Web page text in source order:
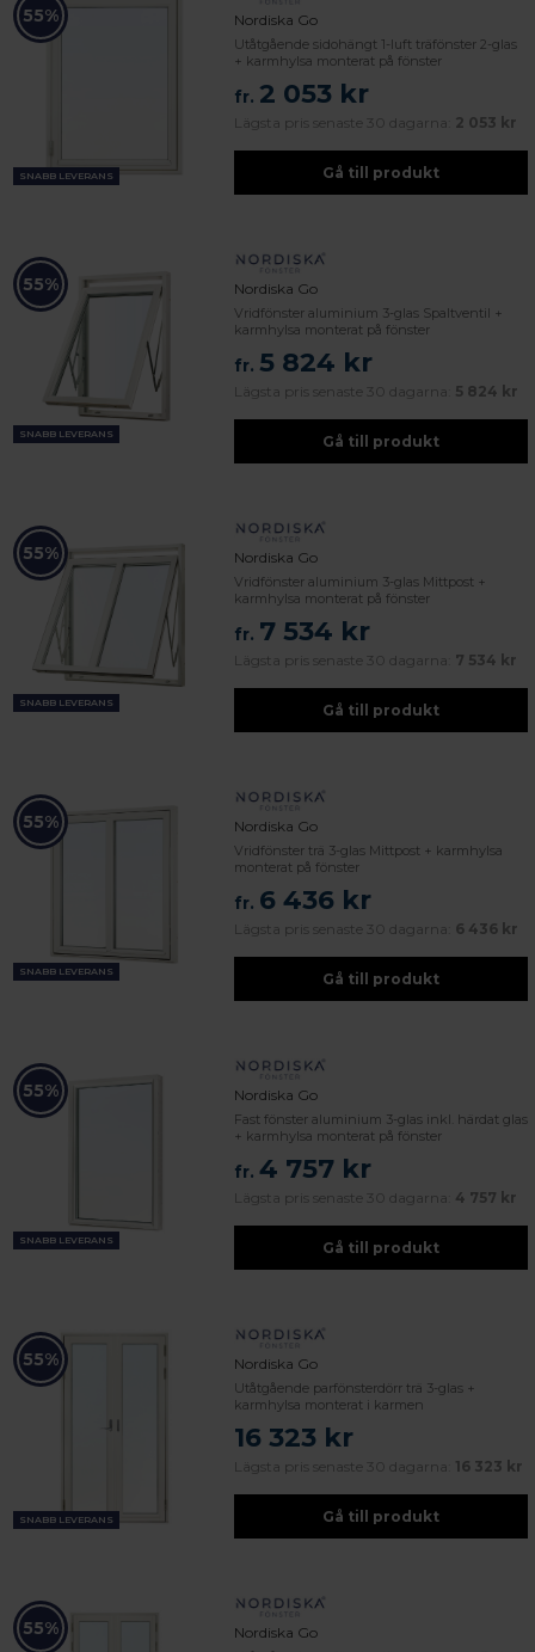
55%
SNABB LEVERANS
Nordiska Go
Utåtgående sidohängt 1-luft träfönster 2-glas
+ karmhylsa monterat på fönster
fr. 2 053 kr
Lägsta pris senaste 30 dagarna: 2 053 kr
Gå till produkt
55%
SNABB LEVERANS
Nordiska Go
Vridfönster aluminium 3-glas Spaltventil +
karmhylsa monterat på fönster
fr. 5 824 kr
Lägsta pris senaste 30 dagarna: 5 824 kr
Gå till produkt
55%
SNABB LEVERANS
Nordiska Go
Vridfönster aluminium 3-glas Mittpost +
karmhylsa monterat på fönster
fr. 7 534 kr
Lägsta pris senaste 30 dagarna: 7 534 kr
Gå till produkt
55%
SNABB LEVERANS
Nordiska Go
Vridfönster trä 3-glas Mittpost + karmhylsa
monterat på fönster
fr. 6 436 kr
Lägsta pris senaste 30 dagarna: 6 436 kr
Gå till produkt
55%
SNABB LEVERANS
Nordiska Go
Fast fönster aluminium 3-glas inkl. härdat glas
+ karmhylsa monterat på fönster
fr. 4 757 kr
Lägsta pris senaste 30 dagarna: 4 757 kr
Gå till produkt
55%
SNABB LEVERANS
Nordiska Go
Utåtgående parfönsterdörr trä 3-glas +
karmhylsa monterat i karmen
16 323 kr
Lägsta pris senaste 30 dagarna: 16 323 kr
Gå till produkt
55% Nordiska Go